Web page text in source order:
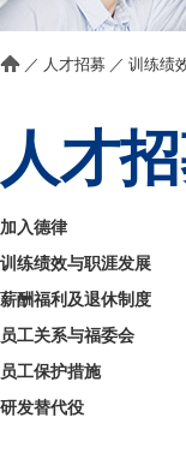
／ 人才招募 ／ 训练绩
人才
加入德律
训练绩效与职涯发展
薪酬福利及退休制度
员工关系与福委会
员工保护措施
研发替代役